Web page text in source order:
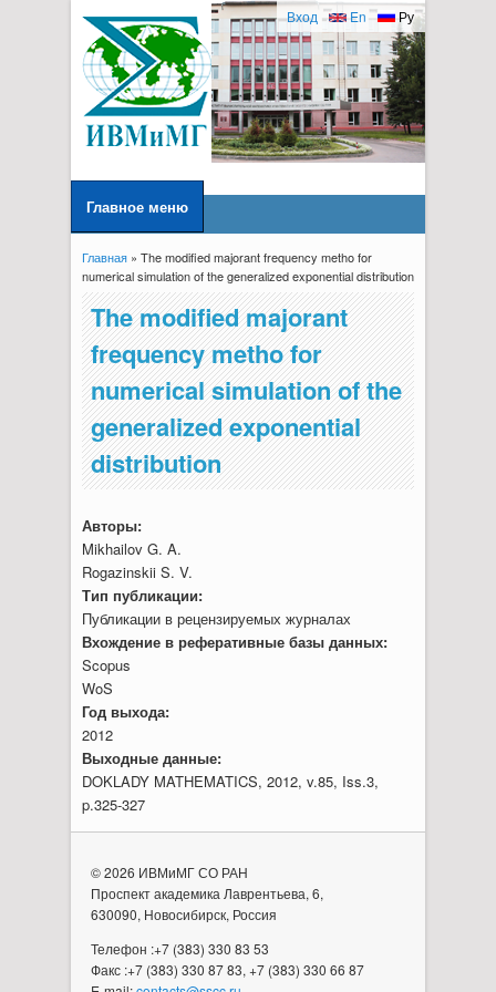
Ру
En
Вход
Главное меню
Вы здесь
Главная» The modified majorant frequency metho for
numerical simulation of the generalized exponential distribution
The modified majorant
frequency metho for
numerical simulation of the
generalized exponential
distribution
Авторы:
Mikhailov G. A.
Rogazinskii S. V.
Тип публикации:
Публикации в рецензируемых журналах
Вхождение в реферативные базы данных:
Scopus
WoS
Год выхода:
2012
Выходные данные:
DOKLADY MATHEMATICS, 2012, v.85, Iss.3,
p.325-327
© 2026 ИВМиМГ СО РАН
Проспект академика Лаврентьева, 6,
630090, Новосибирск, Россия
Телефон :+7 (383) 330 83 53
Факс :+7 (383) 330 87 83, +7 (383) 330 66 87